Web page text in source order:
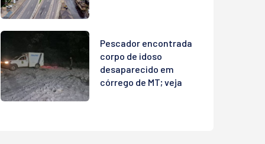
Pescador encontrada
corpo de idoso
desaparecido em
córrego de MT; veja